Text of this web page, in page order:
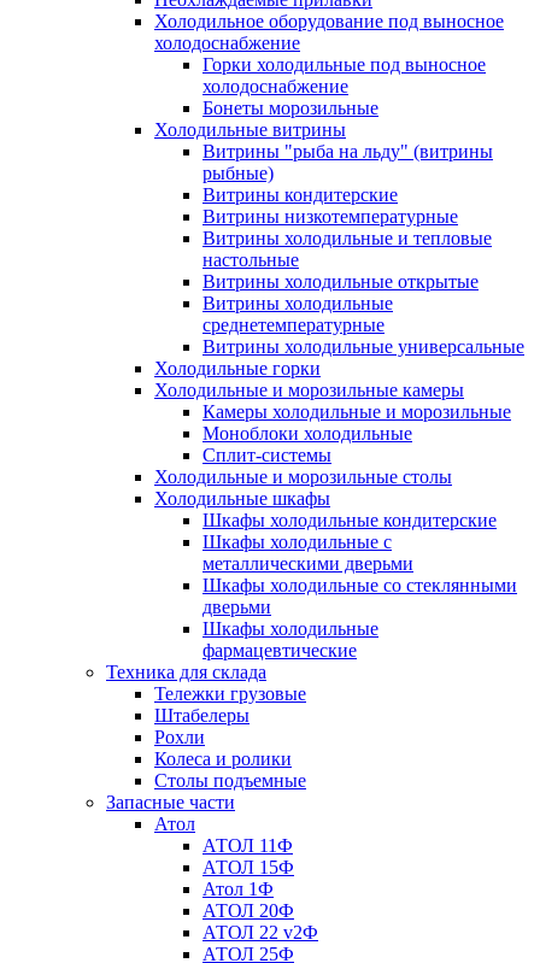
Холодильное оборудование под выносное
холодоснабжение
Горки холодильные под выносное
холодоснабжение
Бонеты морозильные
Холодильные витрины
Витрины "рыба на льду" (витрины
рыбные)
Витрины кондитерские
Витрины низкотемпературные
Витрины холодильные и тепловые
настольные
Витрины холодильные открытые
Витрины холодильные
среднетемпературные
Витрины холодильные универсальные
Холодильные горки
Холодильные и морозильные камеры
Камеры холодильные и морозильные
Моноблоки холодильные
Сплит-системы
Холодильные и морозильные столы
Холодильные шкафы
Шкафы холодильные кондитерские
Шкафы холодильные с
металлическими дверьми
Шкафы холодильные со стеклянными
дверьми
Шкафы холодильные
фармацевтические
Техника для склада
Тележки грузовые
Штабелеры
Рохли
Колеса и ролики
Столы подъемные
Запасные части
Атол
АТОЛ 11Ф
АТОЛ 15Ф
Атол 1Ф
АТОЛ 20Ф
АТОЛ 22 v2Ф
АТОЛ 25Ф